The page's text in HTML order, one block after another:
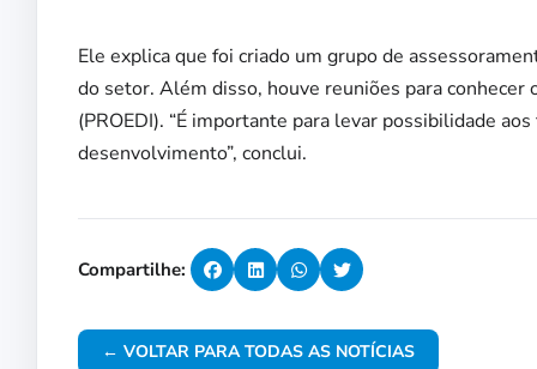
Ele explica que foi criado um grupo de
do setor. Além disso, houve reuniões para
(PROEDI). “É importante para levar possibilidade
desenvolvimento”, conclui.
Compartilhe:
← VOLTAR PARA TODAS AS NOTÍCIAS